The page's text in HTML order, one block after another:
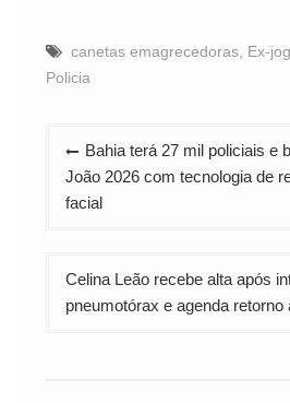
canetas emagrecedoras, Ex-
Policia
Navegação
de
Post
Bahia terá 27 mil policiais e
João 2026 com tecnologia de
facial
Celina Leão recebe alta após
pneumotórax e agenda retorno